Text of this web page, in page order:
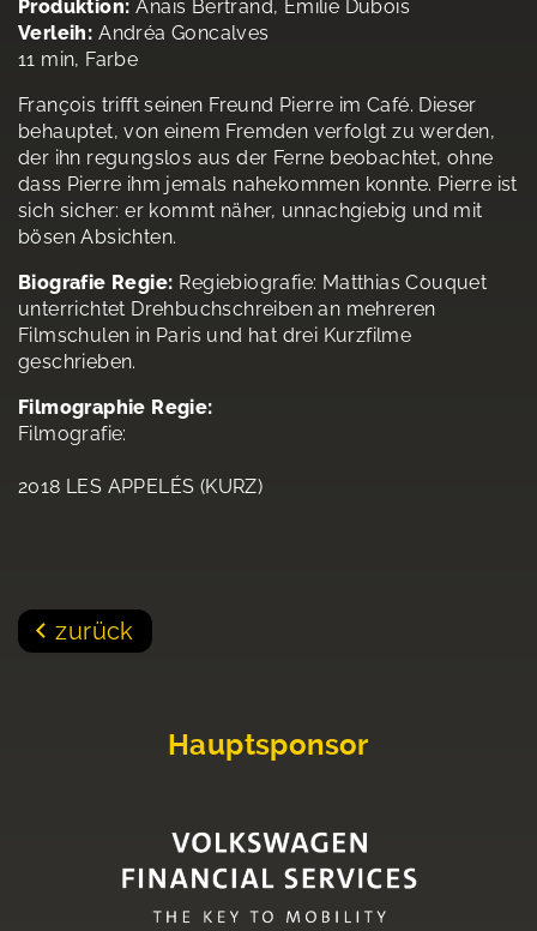
Produktion: Anais Bertrand, Emilie Dubois
Verleih: Andréa Goncalves
11 min, Farbe
François trifft seinen Freund Pierre im Café. Dieser
behauptet, von einem Fremden verfolgt zu werden,
der ihn regungslos aus der Ferne beobachtet, ohne
dass Pierre ihm jemals nahekommen konnte. Pierre ist
sich sicher: er kommt näher, unnachgiebig und mit
bösen Absichten.
Biografie Regie: Regiebiografie: Matthias Couquet
unterrichtet Drehbuchschreiben an mehreren
Filmschulen in Paris und hat drei Kurzfilme
geschrieben.
Filmographie Regie:
Filmografie:
2018 LES APPELÉS (KURZ)
zurück
Hauptsponsor